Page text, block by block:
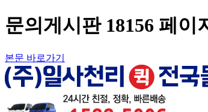
문의게시판 18156 페이
본문 바로가기